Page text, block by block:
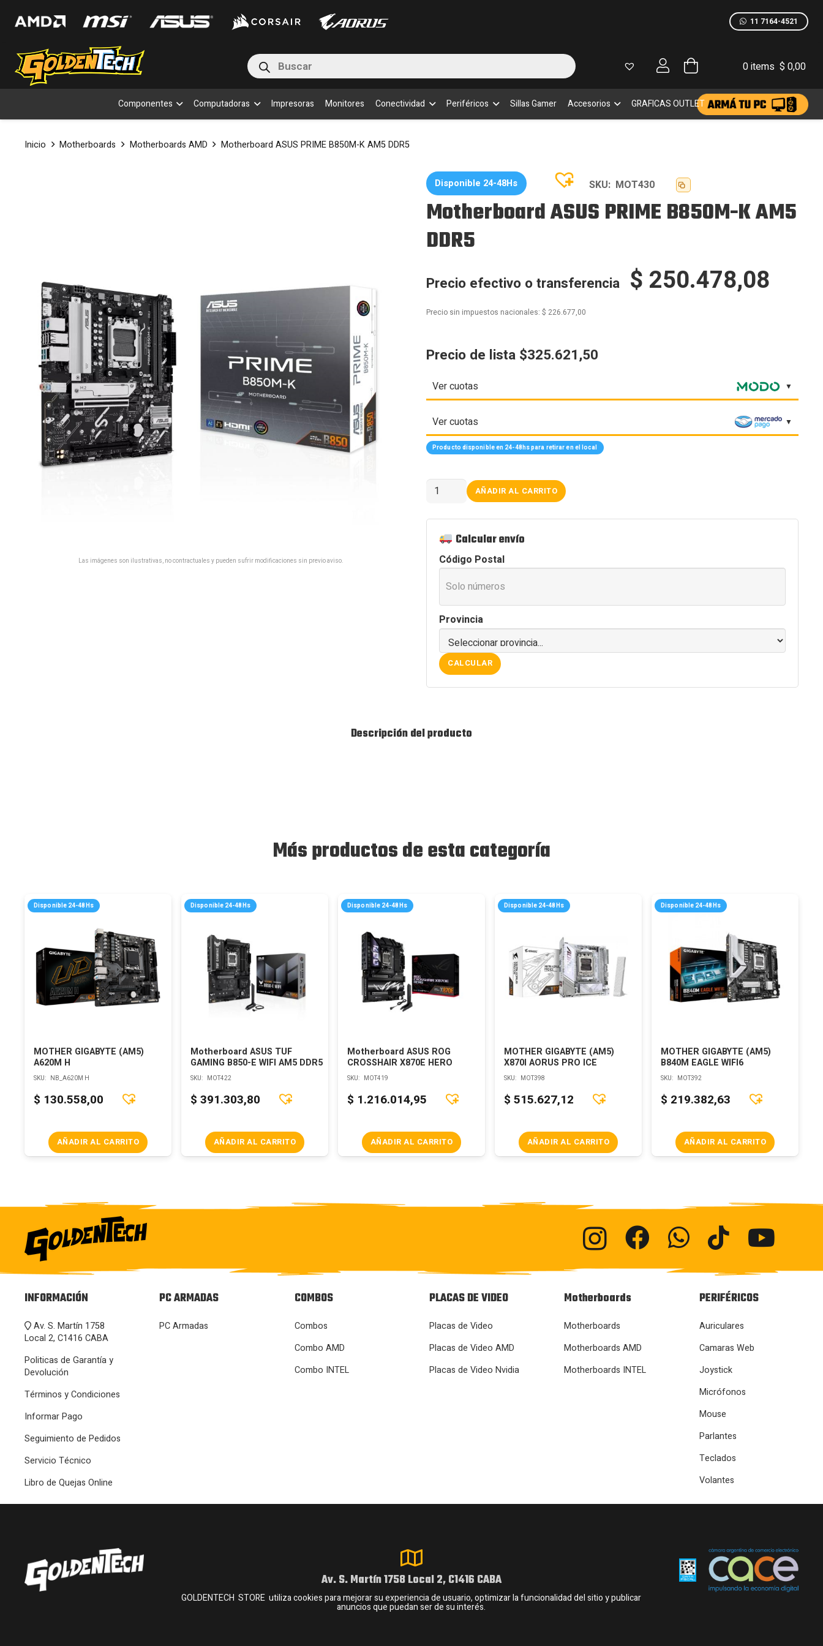
11 7164-4521
Búsqueda
de
productos
0 items $ 0,00
Componentes Computadoras Impresoras Monitores Conectividad Periféricos Sillas Gamer Accesorios GRAFICAS OUTLET
Inicio Motherboards Motherboards AMD Motherboard ASUS PRIME B850M-K AM5 DDR5
Las imágenes son ilustrativas, no contractuales y pueden sufrir modificaciones sin previo aviso.
Disponible 24-48Hs SKU: MOT430
Motherboard ASUS PRIME B850M-K AM5
DDR5
Precio efectivo o transferencia $ 250.478,08
Precio sin impuestos nacionales: $ 226.677,00
Precio de lista $325.621,50
Ver cuotas
Ver cuotas
Producto disponible en 24-48hs para retirar en el local
Motherboard
ASUS
K
AM5
DDR5
cantidad
AÑADIR AL CARRITO
Calcular envío
Código Postal
Provincia
CALCULAR
Descripción del producto
Más productos de esta categoría
Disponible 24-48Hs
MOTHER GIGABYTE (AM5)
A620M H
SKU: NB_A620M H
$ 130.558,00
AÑADIR AL CARRITO
Disponible 24-48Hs
Motherboard ASUS TUF
GAMING B850-E WIFI AM5 DDR5
SKU: MOT422
$ 391.303,80
AÑADIR AL CARRITO
Disponible 24-48Hs
Motherboard ASUS ROG
CROSSHAIR X870E HERO
SKU: MOT419
$ 1.216.014,95
AÑADIR AL CARRITO
Disponible 24-48Hs
MOTHER GIGABYTE (AM5)
X870I AORUS PRO ICE
SKU: MOT398
$ 515.627,12
AÑADIR AL CARRITO
Disponible 24-48Hs
MOTHER GIGABYTE (AM5)
B840M EAGLE WIFI6
SKU: MOT392
$ 219.382,63
AÑADIR AL CARRITO
INFORMACIÓN
Av. S. Martín 1758
Local 2, C1416 CABA
Politicas de Garantía y
Devolución
Términos y Condiciones
Informar Pago
Seguimiento de Pedidos
Servicio Técnico
Libro de Quejas Online
PC ARMADAS
PC Armadas
COMBOS
Combos
Combo AMD
Combo INTEL
PLACAS DE VIDEO
Placas de Video
Placas de Video AMD
Placas de Video Nvidia
Motherboards
Motherboards
Motherboards AMD
Motherboards INTEL
PERIFÉRICOS
Auriculares
Camaras Web
Joystick
Micrófonos
Mouse
Parlantes
Teclados
Volantes
Av. S. Martín 1758 Local 2, C1416 CABA
GOLDENTECH STORE utiliza cookies para mejorar su experiencia de usuario, optimizar la funcionalidad del sitio y publicar
anuncios que puedan ser de su interés.